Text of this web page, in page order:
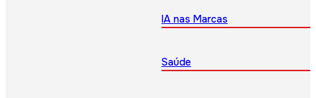
IA nas Marcas
Saúde